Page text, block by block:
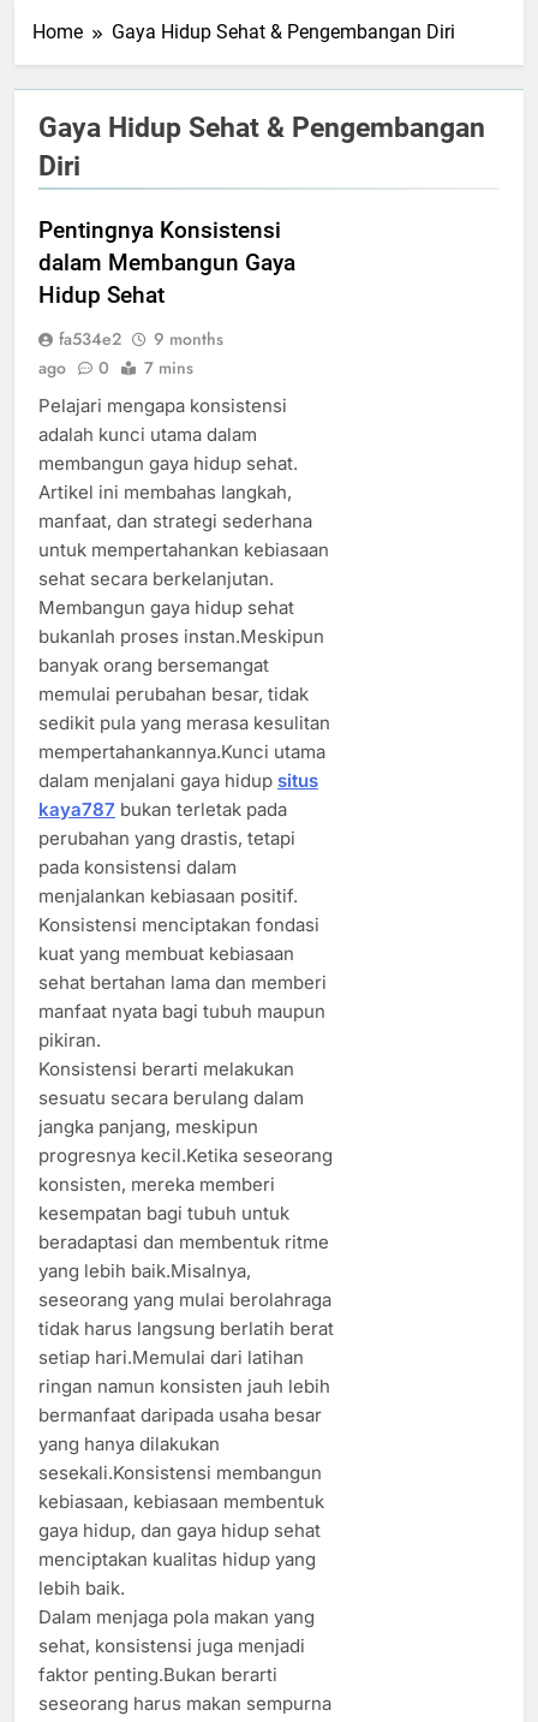
Home Gaya Hidup Sehat & Pengembangan Diri
Gaya Hidup Sehat & Pengembangan
Diri
Pentingnya Konsistensi
dalam Membangun Gaya
Hidup Sehat
fa534e2
9 months
ago
0 7 mins
Pelajari mengapa konsistensi
adalah kunci utama dalam
membangun gaya hidup sehat.
Artikel ini membahas langkah,
manfaat, dan strategi sederhana
untuk mempertahankan kebiasaan
sehat secara berkelanjutan.
Membangun gaya hidup sehat
bukanlah proses instan.Meskipun
banyak orang bersemangat
memulai perubahan besar, tidak
sedikit pula yang merasa kesulitan
mempertahankannya.Kunci utama
dalam menjalani gaya hidup situs
kaya787 bukan terletak pada
perubahan yang drastis, tetapi
pada konsistensi dalam
menjalankan kebiasaan positif.
Konsistensi menciptakan fondasi
kuat yang membuat kebiasaan
sehat bertahan lama dan memberi
manfaat nyata bagi tubuh maupun
pikiran.
Konsistensi berarti melakukan
sesuatu secara berulang dalam
jangka panjang, meskipun
progresnya kecil.Ketika seseorang
konsisten, mereka memberi
kesempatan bagi tubuh untuk
beradaptasi dan membentuk ritme
yang lebih baik.Misalnya,
seseorang yang mulai berolahraga
tidak harus langsung berlatih berat
setiap hari.Memulai dari latihan
ringan namun konsisten jauh lebih
bermanfaat daripada usaha besar
yang hanya dilakukan
sesekali.Konsistensi membangun
kebiasaan, kebiasaan membentuk
gaya hidup, dan gaya hidup sehat
menciptakan kualitas hidup yang
lebih baik.
Dalam menjaga pola makan yang
sehat, konsistensi juga menjadi
faktor penting.Bukan berarti
seseorang harus makan sempurna